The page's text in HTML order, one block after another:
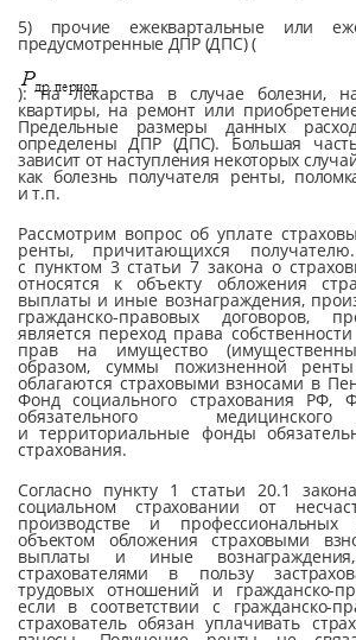
5) прочие ежеквартальные или
предусмотренные ДПР (ДПС) (
): на лекарства в случае болезни,
квартиры, на ремонт или
Предельные размеры данных
определены ДПР (ДПС). Большая
зависит от наступления некоторых
как болезнь получателя ренты,
и т.п.
Рассмотрим вопрос об уплате
ренты, причитающихся
с пунктом 3 статьи 7 закона о
относятся к объекту обложения
выплаты и иные вознаграждения,
гражданско-правовых договоров,
является переход права
прав на имущество
образом, суммы пожизненной
облагаются страховыми взносами в
Фонд социального страхования РФ,
обязательного
и территориальные фонды
страхования.
Согласно пункту 1 статьи 20.1
социальном стра­ховании от
производстве и профессиональных
объектом обложения страховыми
выплаты и иные
страхователями в пользу
трудовых отношений и гражданско-
если в соответствии с гражданско-
страхователь обязан уплачивать